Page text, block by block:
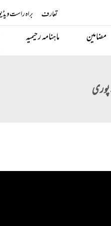
تعارف براہ راست
مضامین ماہنامہ رحیمیہ